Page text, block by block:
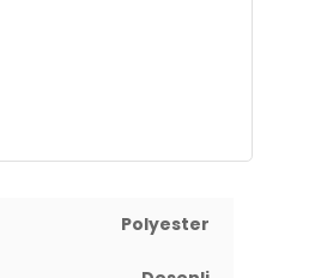
Polyester